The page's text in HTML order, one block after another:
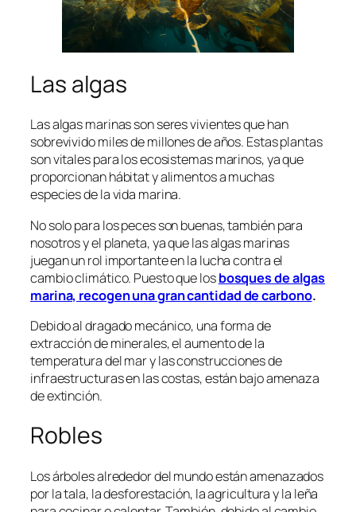
Las algas
Las algas marinas son seres vivientes que han
sobrevivido miles de millones de años. Estas plantas
son vitales para los ecosistemas marinos, ya que
proporcionan hábitat y alimentos a muchas
especies de la vida marina.
No solo para los peces son buenas, también para
nosotros y el planeta, ya que las algas marinas
juegan un rol importante en la lucha contra el
cambio climático. Puesto que losbosques de algas
marina, recogen una gran cantidad de carbono.
Debido al dragado mecánico, una forma de
extracción de minerales, el aumento de la
temperatura del mar y las construcciones de
infraestructuras en las costas, están bajo amenaza
de extinción.
Robles
Los árboles alrededor del mundo están amenazados
por la tala, la desforestación, la agricultura y la leña